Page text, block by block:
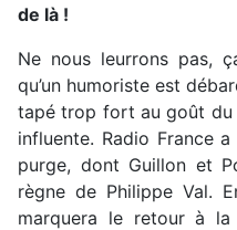
de là !
Ne nous leurrons pas,
qu’un humoriste est
tapé trop fort au goût du
influente. Radio France
purge, dont Guillon et
règne de Philippe Val.
marquera le retour à